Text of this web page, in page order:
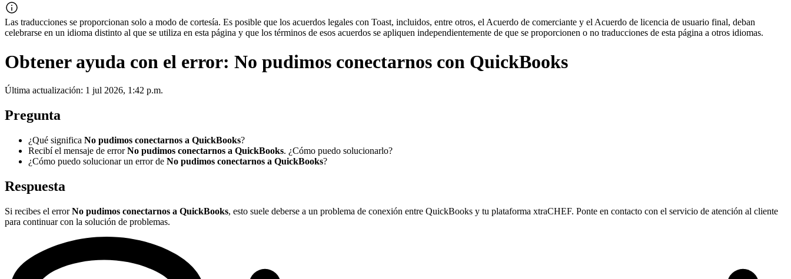
Las traducciones se proporcionan solo a modo de cortesía. Es posible que los acuerdos legales con Toast, incluidos, entre otros, el Acuerdo de comerciante y el Acuerdo de licencia de usuario final, deban
celebrarse en un idioma distinto al que se utiliza en esta página y que los términos de esos acuerdos se apliquen independientemente de que se proporcionen o no traducciones de esta página a otros idiomas.
Obtener ayuda con el error: No pudimos conectarnos con QuickBooks
Última actualización: 1 jul 2026, 1:42 p.m.
Pregunta
¿Qué significa No pudimos conectarnos a QuickBooks?
Recibí el mensaje de errorNo pudimos conectarnos a QuickBooks. ¿Cómo puedo solucionarlo?
¿Cómo puedo solucionar un error de No pudimos conectarnos a QuickBooks?
Respuesta
Si recibes el errorNo pudimos conectarnos a QuickBooks, esto suele deberse a un problema de conexión entre QuickBooks y tu plataforma xtraCHEF. Ponte en contacto con el servicio de atención al cliente
para continuar con la solución de problemas.